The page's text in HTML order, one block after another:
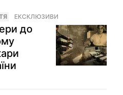
ЕКСКЛЮЗИВИ
до